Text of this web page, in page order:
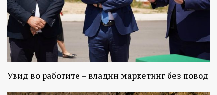
Увид во работите – владин маркетинг без повод